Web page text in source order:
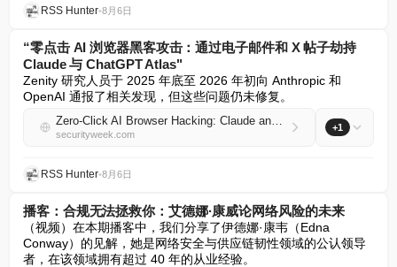
RSS Hunter•8月6日
“零点击 AI 浏览器黑客攻击：通过电子邮件和 X 帖子劫持
Claude 与 ChatGPT Atlas"
Zenity 研究人员于 2025 年底至 2026 年初向 Anthropic 和
OpenAI 通报了相关发现，但这些问题仍未修复。
Zero-Click AI Browser Hacking: Claude and ChatGPT Atlas Hijacked via Emails, X Posts
securityweek.com
+1
RSS Hunter•8月6日
播客：合规无法拯救你：艾德娜·康威论网络风险的未来
（视频）在本期播客中，我们分享了伊德娜·康韦（Edna
Conway）的见解，她是网络安全与供应链韧性领域的公认领导
者，在该领域拥有超过 40 年的从业经验。